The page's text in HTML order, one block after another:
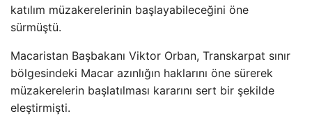
katılım müzakerelerinin başlayabileceğini öne
sürmüştü.
Macaristan Başbakanı Viktor Orban, Transkarpat sınır
bölgesindeki Macar azınlığın haklarını öne sürerek
müzakerelerin başlatılması kararını sert bir şekilde
eleştirmişti.